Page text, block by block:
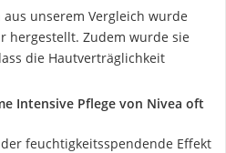
aus unserem Vergleich wurde
hergestellt. Zudem wurde sie
die Hautverträglichkeit
Intensive Pflege von Nivea oft
feuchtigkeitsspendende Effekt